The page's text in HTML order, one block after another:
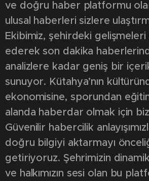
ve doğru haber platformu
ulusal haberleri sizlere
Ekibimiz, şehirdeki gelişmeleri
ederek son dakika
analizlere kadar geniş bir
sunuyor. Kütahya’nın
ekonomisine, sporundan
alanda haberdar olmak için
Güvenilir habercilik
doğru bilgiyi aktarmayı
getiriyoruz. Şehrimizin
ve halkımızın sesi olan bu